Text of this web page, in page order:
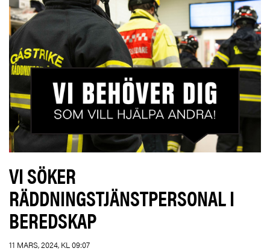
VI SÖKER
RÄDDNINGSTJÄNSTPERSONAL I
BEREDSKAP
11 MARS, 2024, KL 09:07